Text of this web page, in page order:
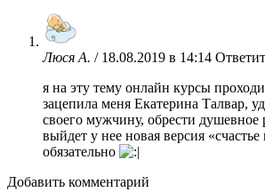
Люся А. / 18.08.2019 в 14:14
я на эту тему онлайн курсы
зацепила меня Екатерина Талвар,
своего мужчину, обрести душевное
выйдет у нее новая версия
обязательно
Добавить комментарий